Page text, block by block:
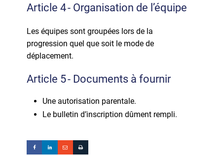
Article 4 - Organisation de l’équipe
Les équipes sont groupées lors de la
progression quel que soit le mode de
déplacement.
Article 5 - Documents à fournir
Une autorisation parentale.
Le bulletin d’inscription dûment rempli.